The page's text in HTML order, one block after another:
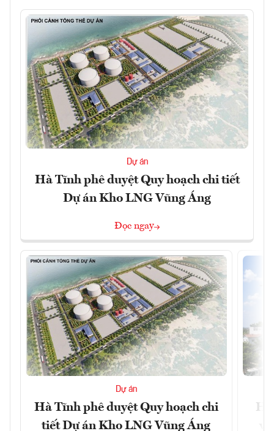
Dự án
Hà Tĩnh phê duyệt Quy hoạch chi tiết
Dự án Kho LNG Vũng Áng
Đọc ngay
Dự án
Hà Tĩnh phê duyệt Quy hoạch chi
tiết Dự án Kho LNG Vũng Áng